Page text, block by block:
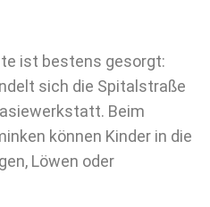
ist bestens gesorgt:
sich die Spitalstraße
Beim
können Kinder in die
Löwen oder